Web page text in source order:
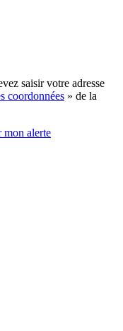
saisir votre adresse
coordonnées » de la
mon alerte